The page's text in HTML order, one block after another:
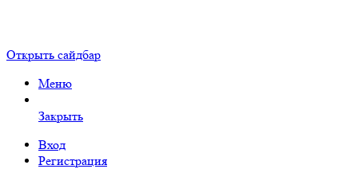
Открыть сайдбар
Меню
Закрыть
Вход
Регистрация